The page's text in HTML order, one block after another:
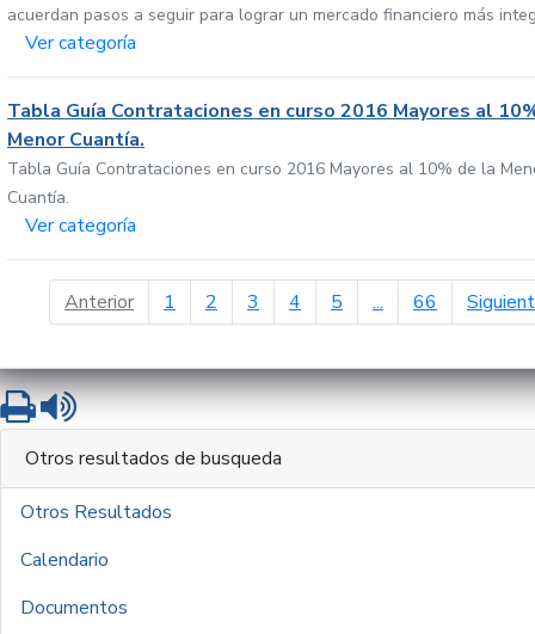
acuerdan pasos a seguir para lograr un mercado financiero más
Ver categoría
Tabla Guía Contrataciones en curso 2016 Mayores al
Menor Cuantía.
Tabla Guía Contrataciones en curso 2016 Mayores al 10% de la
Cuantía.
Ver categoría
Anteriorpágina anterior
1 2 3 4 5 ... 66
ImprimirLeer contenido
Otros resultados de busqueda
Otros Resultados
Calendario
Documentos